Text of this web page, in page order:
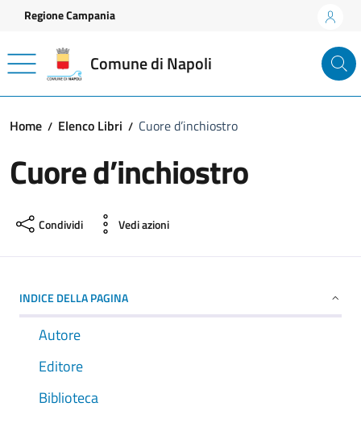
Vai ai contenuti
Vai al footer
Regione Campania
Comune di Napoli
Home Elenco Libri Cuore d’inchiostro
Cuore d’inchiostro
Condividi Vedi azioni
INDICE DELLA PAGINA
Autore
Editore
Biblioteca